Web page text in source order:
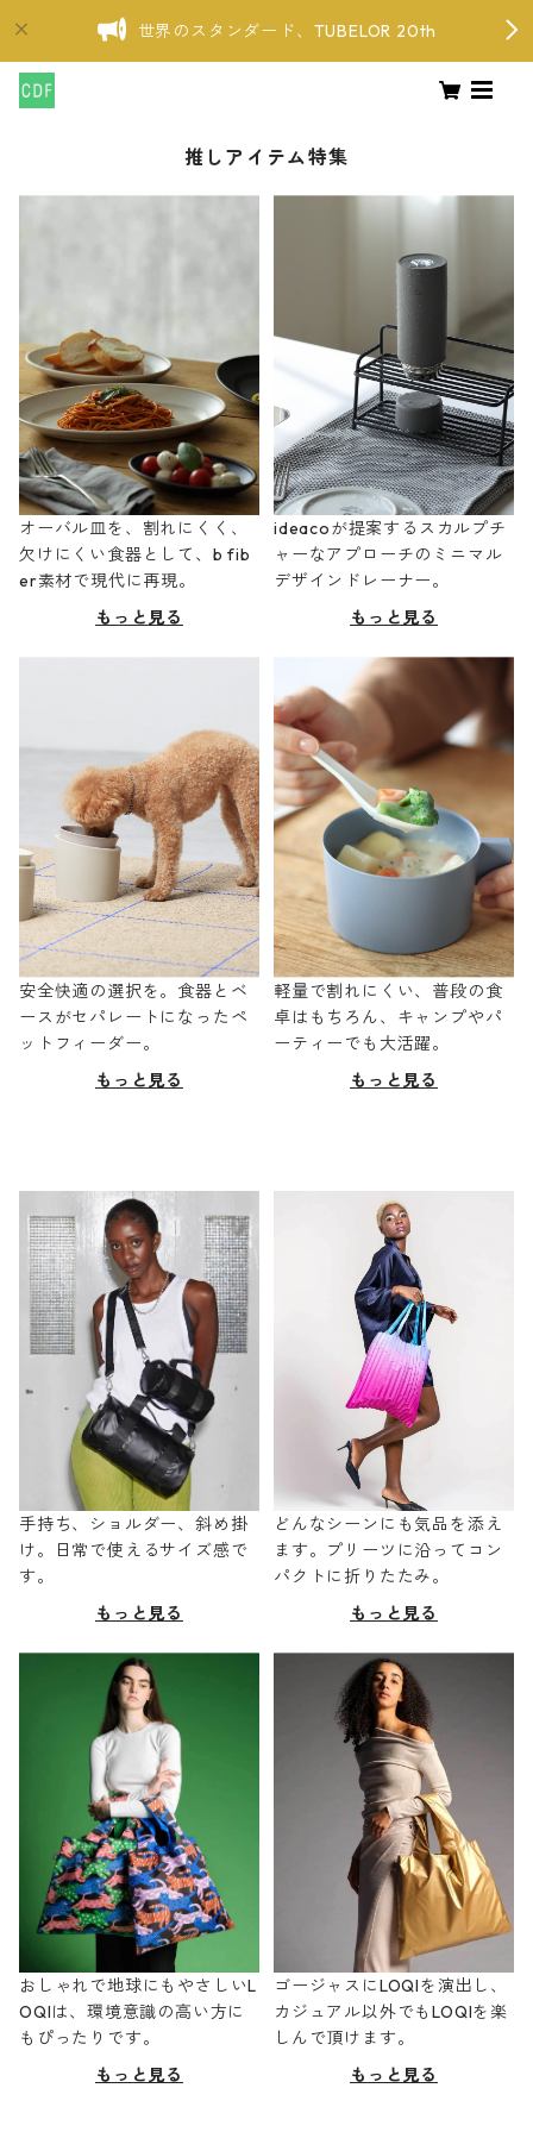
世界のスタンダード、TUBELOR 20th
推しアイテム特集
オーバル皿を、割れにくく、
欠けにくい食器として、b fib
er素材で現代に再現。
もっと見る
ideacoが提案するスカルプチ
ャーなアプローチのミニマル
デザインドレーナー。
もっと見る
安全快適の選択を。食器とベ
ースがセパレートになったペ
ットフィーダー。
もっと見る
軽量で割れにくい、普段の食
卓はもちろん、キャンプやパ
ーティーでも大活躍。
もっと見る
手持ち、ショルダー、斜め掛
け。日常で使えるサイズ感で
す。
もっと見る
どんなシーンにも気品を添え
ます。プリーツに沿ってコン
パクトに折りたたみ。
もっと見る
おしゃれで地球にもやさしいL
OQIは、環境意識の高い方に
もぴったりです。
もっと見る
ゴージャスにLOQIを演出し、
カジュアル以外でもLOQIを楽
しんで頂けます。
もっと見る